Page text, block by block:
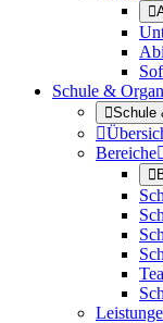

Schule &
Schule

Bereiche
